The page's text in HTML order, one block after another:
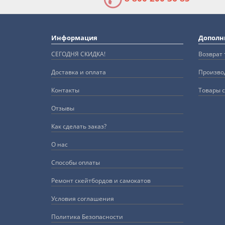
Информация
СЕГОДНЯ СКИДКА!
Доставка и оплата
Контакты
Отзывы
Как сделать заказ?
О нас
Способы оплаты
Ремонт скейтбордов и самокатов
Условия соглашения
Политика Безопасности
Возврат
Товары